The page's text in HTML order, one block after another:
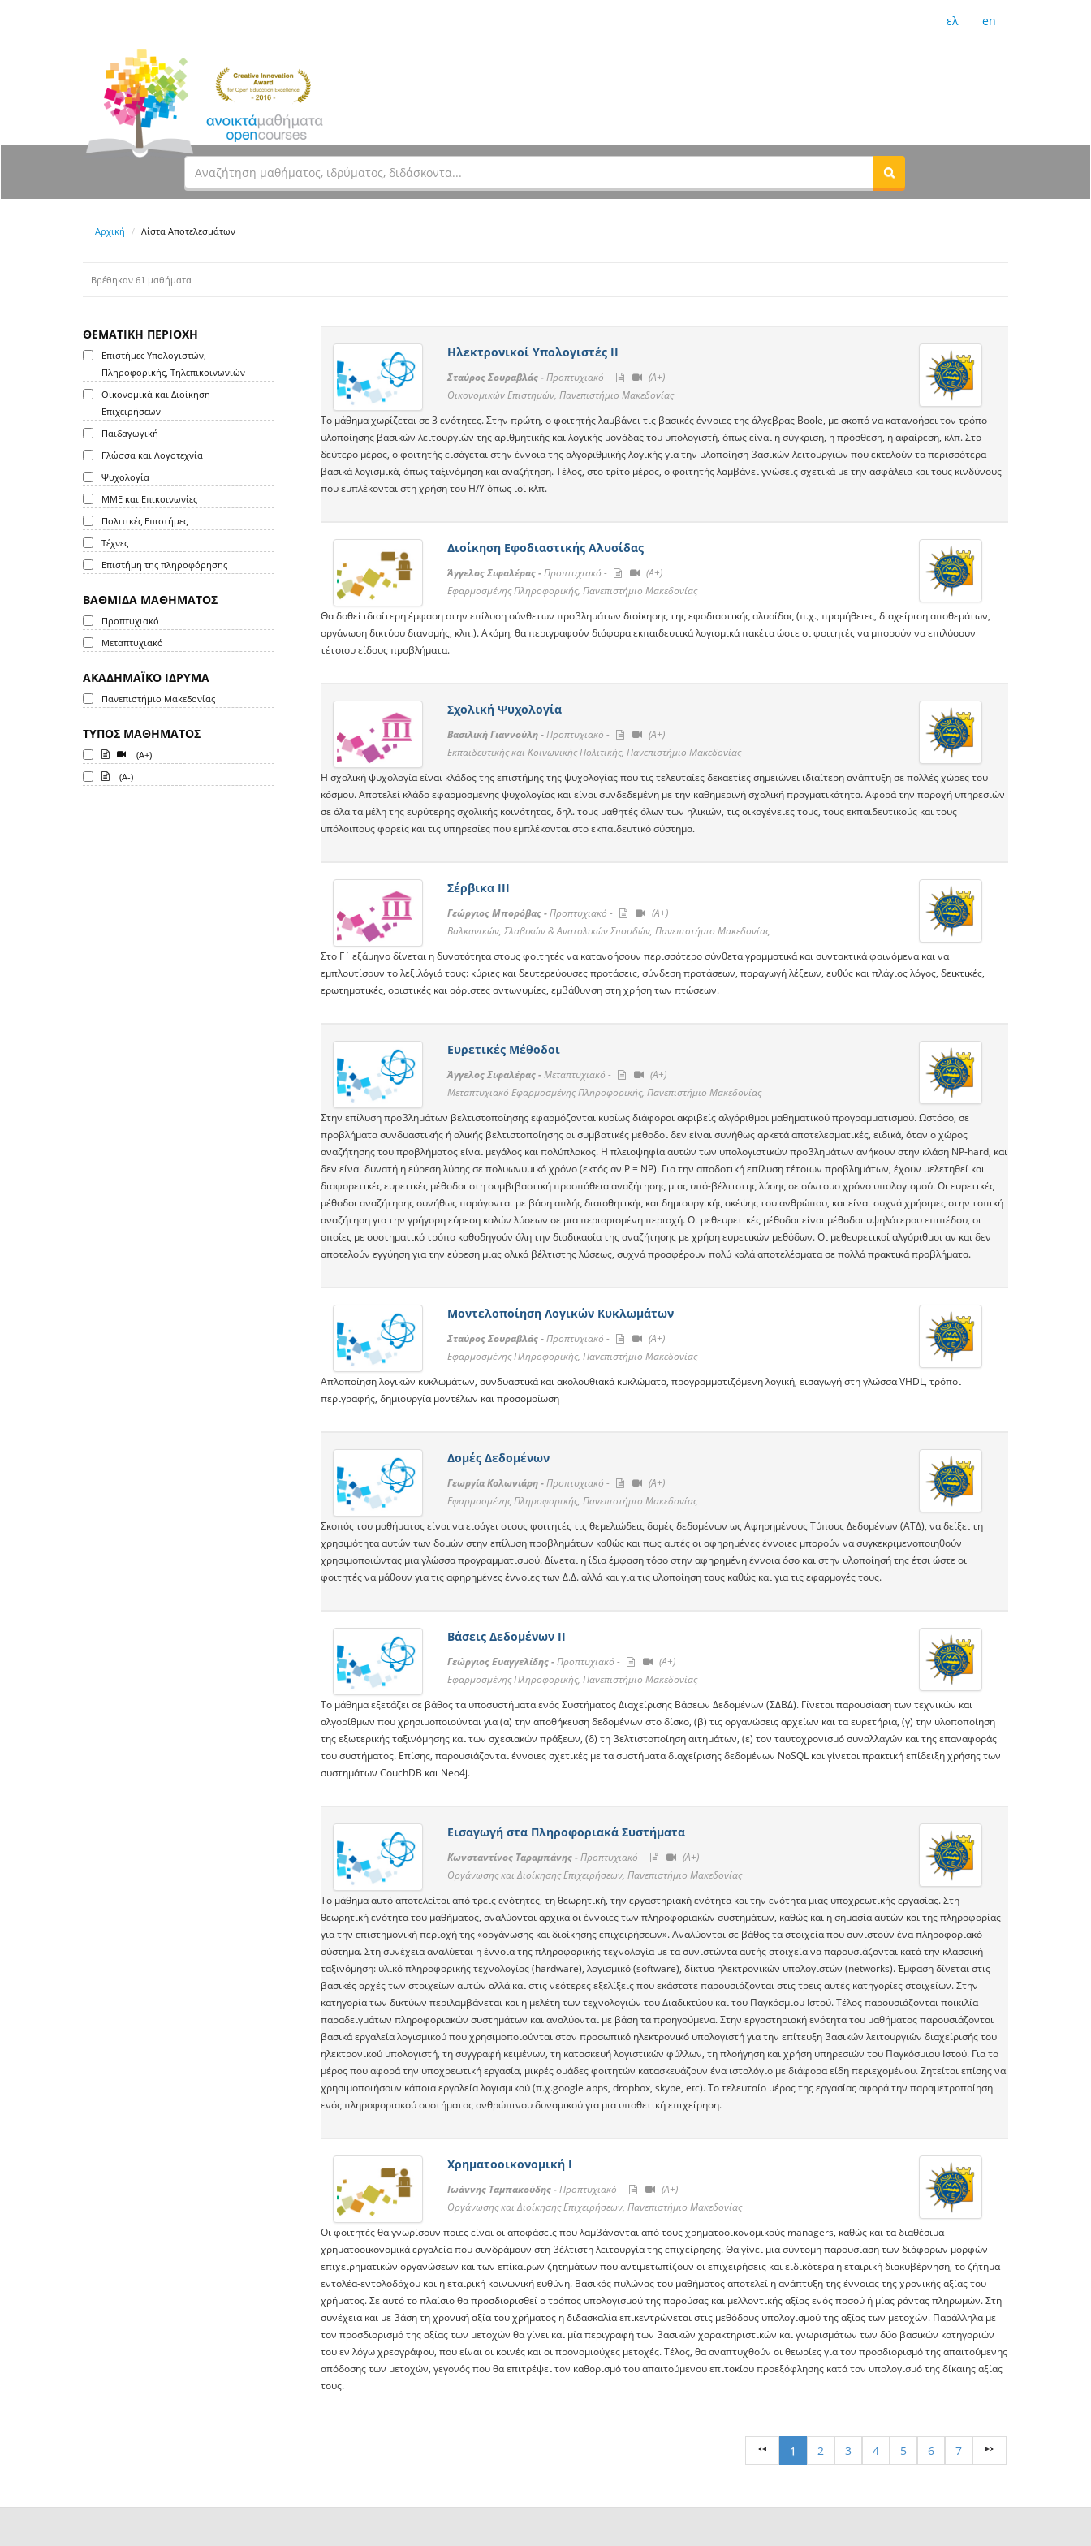
ελ en
Αρχική Λίστα Αποτελεσμάτων
Βρέθηκαν 61 μαθήματα
ΘΕΜΑΤΙΚΗ ΠΕΡΙΟΧΗ
Επιστήμες Υπολογιστών,
Πληροφορικής, Τηλεπικοινωνιών
Οικονομικά και Διοίκηση
Επιχειρήσεων
Παιδαγωγική
Γλώσσα και Λογοτεχνία
Ψυχολογία
ΜΜΕ και Επικοινωνίες
Πολιτικές Επιστήμες
Τέχνες
Επιστήμη της πληροφόρησης
ΒΑΘΜΙΔΑ ΜΑΘΗΜΑΤΟΣ
Προπτυχιακό
Μεταπτυχιακό
ΑΚΑΔΗΜΑΪΚΟ ΙΔΡΥΜΑ
Πανεπιστήμιο Μακεδονίας
ΤΥΠΟΣ ΜΑΘΗΜΑΤΟΣ
(A+)
(A-)
Ηλεκτρονικοί Υπολογιστές ΙΙ
Σταύρος Σουραβλάς -Προπτυχιακό -
(A+)
Οικονομικών Επιστημών, Πανεπιστήμιο Μακεδονίας
Το μάθημα χωρίζεται σε 3 ενότητες. Στην πρώτη, ο φοιτητής λαμβάνει τις βασικές έννοιες της άλγεβρας Boole, με σκοπό να κατανοήσει τον τρόπο
υλοποίησης βασικών λειτουργιών της αριθμητικής και λογικής μονάδας του υπολογιστή, όπως είναι η σύγκριση, η πρόσθεση, η αφαίρεση, κλπ. Στο
δεύτερο μέρος, ο φοιτητής εισάγεται στην έννοια της αλγοριθμικής λογικής για την υλοποίηση βασικών λειτουργιών που εκτελούν τα περισσότερα
βασικά λογισμικά, όπως ταξινόμηση και αναζήτηση. Τέλος, στο τρίτο μέρος, ο φοιτητής λαμβάνει γνώσεις σχετικά με την ασφάλεια και τους κινδύνους
που εμπλέκονται στη χρήση του Η/Υ όπως ιοί κλπ.
Διοίκηση Εφοδιαστικής Αλυσίδας
Άγγελος Σιφαλέρας -Προπτυχιακό -
(A+)
Εφαρμοσμένης Πληροφορικής, Πανεπιστήμιο Μακεδονίας
Θα δοθεί ιδιαίτερη έμφαση στην επίλυση σύνθετων προβλημάτων διοίκησης της εφοδιαστικής αλυσίδας (π.χ., προμήθειες, διαχείριση αποθεμάτων,
οργάνωση δικτύου διανομής, κλπ.). Ακόμη, θα περιγραφούν διάφορα εκπαιδευτικά λογισμικά πακέτα ώστε οι φοιτητές να μπορούν να επιλύσουν
τέτοιου είδους προβλήματα.
Σχολική Ψυχολογία
Βασιλική Γιαννούλη -Προπτυχιακό -
(A+)
Εκπαιδευτικής και Κοινωνικής Πολιτικής, Πανεπιστήμιο Μακεδονίας
Η σχολική ψυχολογία είναι κλάδος της επιστήμης της ψυχολογίας που τις τελευταίες δεκαετίες σημειώνει ιδιαίτερη ανάπτυξη σε πολλές χώρες του
κόσμου. Αποτελεί κλάδο εφαρμοσμένης ψυχολογίας και είναι συνδεδεμένη με την καθημερινή σχολική πραγματικότητα. Αφορά την παροχή υπηρεσιών
σε όλα τα μέλη της ευρύτερης σχολικής κοινότητας, δηλ. τους μαθητές όλων των ηλικιών, τις οικογένειες τους, τους εκπαιδευτικούς και τους
υπόλοιπους φορείς και τις υπηρεσίες που εμπλέκονται στο εκπαιδευτικό σύστημα.
Σέρβικα ΙΙΙ
Γεώργιος Μπορόβας -Προπτυχιακό -
(A+)
Βαλκανικών, Σλαβικών & Ανατολικών Σπουδών, Πανεπιστήμιο Μακεδονίας
Στο Γ΄ εξάμηνο δίνεται η δυνατότητα στους φοιτητές να κατανοήσουν περισσότερο σύνθετα γραμματικά και συντακτικά φαινόμενα και να
εμπλουτίσουν το λεξιλόγιό τους: κύριες και δευτερεύουσες προτάσεις, σύνδεση προτάσεων, παραγωγή λέξεων, ευθύς και πλάγιος λόγος, δεικτικές,
ερωτηματικές, οριστικές και αόριστες αντωνυμίες, εμβάθυνση στη χρήση των πτώσεων.
Ευρετικές Μέθοδοι
Άγγελος Σιφαλέρας -Μεταπτυχιακό -
(A+)
Μεταπτυχιακό Εφαρμοσμένης Πληροφορικής, Πανεπιστήμιο Μακεδονίας
Στην επίλυση προβλημάτων βελτιστοποίησης εφαρμόζονται κυρίως διάφοροι ακριβείς αλγόριθμοι μαθηματικού προγραμματισμού. Ωστόσο, σε
προβλήματα συνδυαστικής ή ολικής βελτιστοποίησης οι συμβατικές μέθοδοι δεν είναι συνήθως αρκετά αποτελεσματικές, ειδικά, όταν ο χώρος
αναζήτησης του προβλήματος είναι μεγάλος και πολύπλοκος. Η πλειοψηφία αυτών των υπολογιστικών προβλημάτων ανήκουν στην κλάση NP-hard, και
δεν είναι δυνατή η εύρεση λύσης σε πολυωνυμικό χρόνο (εκτός αν P = NP). Για την αποδοτική επίλυση τέτοιων προβλημάτων, έχουν μελετηθεί και
διαφορετικές ευρετικές μέθοδοι στη συμβιβαστική προσπάθεια αναζήτησης μιας υπό-βέλτιστης λύσης σε σύντομο χρόνο υπολογισμού. Οι ευρετικές
μέθοδοι αναζήτησης συνήθως παράγονται με βάση απλής διαισθητικής και δημιουργικής σκέψης του ανθρώπου, και είναι συχνά χρήσιμες στην τοπική
αναζήτηση για την γρήγορη εύρεση καλών λύσεων σε μια περιορισμένη περιοχή. Οι μεθευρετικές μέθοδοι είναι μέθοδοι υψηλότερου επιπέδου, οι
οποίες με συστηματικό τρόπο καθοδηγούν όλη την διαδικασία της αναζήτησης με χρήση ευρετικών μεθόδων. Οι μεθευρετικοί αλγόριθμοι αν και δεν
αποτελούν εγγύηση για την εύρεση μιας ολικά βέλτιστης λύσεως, συχνά προσφέρουν πολύ καλά αποτελέσματα σε πολλά πρακτικά προβλήματα.
Μοντελοποίηση Λογικών Κυκλωμάτων
Σταύρος Σουραβλάς -Προπτυχιακό -
(A+)
Εφαρμοσμένης Πληροφορικής, Πανεπιστήμιο Μακεδονίας
Απλοποίηση λογικών κυκλωμάτων, συνδυαστικά και ακολουθιακά κυκλώματα, προγραμματιζόμενη λογική, εισαγωγή στη γλώσσα VHDL, τρόποι
περιγραφής, δημιουργία μοντέλων και προσομοίωση
Δομές Δεδομένων
Γεωργία Κολωνιάρη -Προπτυχιακό -
(A+)
Εφαρμοσμένης Πληροφορικής, Πανεπιστήμιο Μακεδονίας
Σκοπός του μαθήματος είναι να εισάγει στους φοιτητές τις θεμελιώδεις δομές δεδομένων ως Αφηρημένους Τύπους Δεδομένων (ΑΤΔ), να δείξει τη
χρησιμότητα αυτών των δομών στην επίλυση προβλημάτων καθώς και πως αυτές οι αφηρημένες έννοιες μπορούν να συγκεκριμενοποιηθούν
χρησιμοποιώντας μια γλώσσα προγραμματισμού. Δίνεται η ίδια έμφαση τόσο στην αφηρημένη έννοια όσο και στην υλοποίησή της έτσι ώστε οι
φοιτητές να μάθουν για τις αφηρημένες έννοιες των Δ.Δ. αλλά και για τις υλοποίηση τους καθώς και για τις εφαρμογές τους.
Βάσεις Δεδομένων ΙΙ
Γεώργιος Ευαγγελίδης -Προπτυχιακό -
(A+)
Εφαρμοσμένης Πληροφορικής, Πανεπιστήμιο Μακεδονίας
Το μάθημα εξετάζει σε βάθος τα υποσυστήματα ενός Συστήματος Διαχείρισης Βάσεων Δεδομένων (ΣΔΒΔ). Γίνεται παρουσίαση των τεχνικών και
αλγορίθμων που χρησιμοποιούνται για (α) την αποθήκευση δεδομένων στο δίσκο, (β) τις οργανώσεις αρχείων και τα ευρετήρια, (γ) την υλοποποίηση
της εξωτερικής ταξινόμησης και των σχεσιακών πράξεων, (δ) τη βελτιστοποίηση αιτημάτων, (ε) τον ταυτοχρονισμό συναλλαγών και της επαναφοράς
του συστήματος. Επίσης, παρουσιάζονται έννοιες σχετικές με τα συστήματα διαχείρισης δεδομένων NoSQL και γίνεται πρακτική επίδειξη χρήσης των
συστημάτων CouchDB και Neo4j.
Εισαγωγή στα Πληροφοριακά Συστήματα
Κωνσταντίνος Ταραμπάνης -Προπτυχιακό -
(A+)
Οργάνωσης και Διοίκησης Επιχειρήσεων, Πανεπιστήμιο Μακεδονίας
Το μάθημα αυτό αποτελείται από τρεις ενότητες, τη θεωρητική, την εργαστηριακή ενότητα και την ενότητα μιας υποχρεωτικής εργασίας. Στη
θεωρητική ενότητα του μαθήματος, αναλύονται αρχικά οι έννοιες των πληροφοριακών συστημάτων, καθώς και η σημασία αυτών και της πληροφορίας
για την επιστημονική περιοχή της «οργάνωσης και διοίκησης επιχειρήσεων». Αναλύονται σε βάθος τα στοιχεία που συνιστούν ένα πληροφοριακό
σύστημα. Στη συνέχεια αναλύεται η έννοια της πληροφορικής τεχνολογία με τα συνιστώντα αυτής στοιχεία να παρουσιάζονται κατά την κλασσική
ταξινόμηση: υλικό πληροφορικής τεχνολογίας (hardware), λογισμικό (software), δίκτυα ηλεκτρονικών υπολογιστών (networks). Έμφαση δίνεται στις
βασικές αρχές των στοιχείων αυτών αλλά και στις νεότερες εξελίξεις που εκάστοτε παρουσιάζονται στις τρεις αυτές κατηγορίες στοιχείων. Στην
κατηγορία των δικτύων περιλαμβάνεται και η μελέτη των τεχνολογιών του Διαδικτύου και του Παγκόσμιου Ιστού. Τέλος παρουσιάζονται ποικιλία
παραδειγμάτων πληροφοριακών συστημάτων και αναλύονται με βάση τα προηγούμενα. Στην εργαστηριακή ενότητα του μαθήματος παρουσιάζονται
βασικά εργαλεία λογισμικού που χρησιμοποιούνται στον προσωπικό ηλεκτρονικό υπολογιστή για την επίτευξη βασικών λειτουργιών διαχείρισής του
ηλεκτρονικού υπολογιστή, τη συγγραφή κειμένων, τη κατασκευή λογιστικών φύλλων, τη πλοήγηση και χρήση υπηρεσιών του Παγκόσμιου Ιστού. Για το
μέρος που αφορά την υποχρεωτική εργασία, μικρές ομάδες φοιτητών κατασκευάζουν ένα ιστολόγιο με διάφορα είδη περιεχομένου. Ζητείται επίσης να
χρησιμοποιήσουν κάποια εργαλεία λογισμικού (π.χ.google apps, dropbox, skype, etc). Το τελευταίο μέρος της εργασίας αφορά την παραμετροποίηση
ενός πληροφοριακού συστήματος ανθρώπινου δυναμικού για μια υποθετική επιχείρηση.
Χρηματοοικονομική Ι
Ιωάννης Ταμπακούδης -Προπτυχιακό -
(A+)
Οργάνωσης και Διοίκησης Επιχειρήσεων, Πανεπιστήμιο Μακεδονίας
Οι φοιτητές θα γνωρίσουν ποιες είναι οι αποφάσεις που λαμβάνονται από τους χρηματοοικονομικούς managers, καθώς και τα διαθέσιμα
χρηματοοικονομικά εργαλεία που συνδράμουν στη βέλτιστη λειτουργία της επιχείρησης. Θα γίνει μια σύντομη παρουσίαση των διάφορων μορφών
επιχειρηματικών οργανώσεων και των επίκαιρων ζητημάτων που αντιμετωπίζουν οι επιχειρήσεις και ειδικότερα η εταιρική διακυβέρνηση, το ζήτημα
εντολέα-εντολοδόχου και η εταιρική κοινωνική ευθύνη. Βασικός πυλώνας του μαθήματος αποτελεί η ανάπτυξη της έννοιας της χρονικής αξίας του
χρήματος. Σε αυτό το πλαίσιο θα προσδιορισθεί ο τρόπος υπολογισμού της παρούσας και μελλοντικής αξίας ενός ποσού ή μίας ράντας πληρωμών. Στη
συνέχεια και με βάση τη χρονική αξία του χρήματος η διδασκαλία επικεντρώνεται στις μεθόδους υπολογισμού της αξίας των μετοχών. Παράλληλα με
τον προσδιορισμό της αξίας των μετοχών θα γίνει και μία περιγραφή των βασικών χαρακτηριστικών και γνωρισμάτων των δύο βασικών κατηγοριών
του εν λόγω χρεογράφου, που είναι οι κοινές και οι προνομιούχες μετοχές. Τέλος, θα αναπτυχθούν οι θεωρίες για τον προσδιορισμό της απαιτούμενης
απόδοσης των μετοχών, γεγονός που θα επιτρέψει τον καθορισμό του απαιτούμενου επιτοκίου προεξόφλησης κατά τον υπολογισμό της δίκαιης αξίας
τους.
1 2 3 4 5 6 7